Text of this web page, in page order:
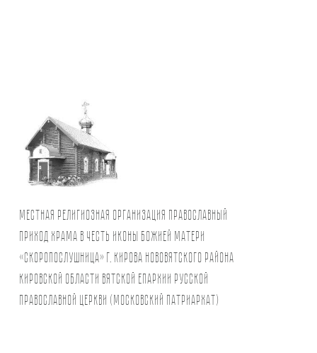
Местная религиозная организация православный
Приход храма в честь иконы Божией Матери
«Скоропослушница» г. Кирова Нововятского района
Кировской области Вятской Епархии Русской
Православной Церкви (Московский Патриархат)